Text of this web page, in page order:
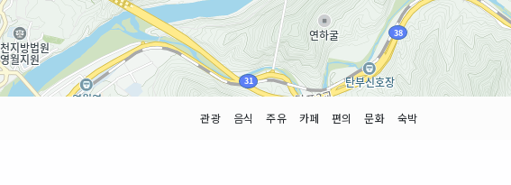
관광 음식 주유 카페 편의 문화 숙박